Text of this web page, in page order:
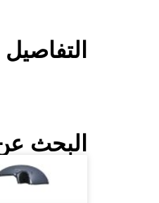
التفاصيل
البحث